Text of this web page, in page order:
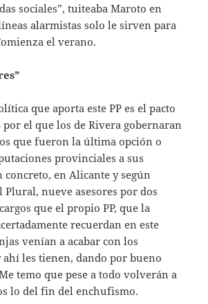
sociales”, tuiteaba Maroto en
alarmistas solo le sirven para
el verano.
que aporta este PP es el pacto
por el que los de Rivera gobernaran
que fueron la última opción o
provinciales a sus
concreto, en Alicante y según
Plural, nueve asesores por dos
que el propio PP, que la
recuerdan en este
venían a acabar con los
les tienen, dando por bueno
temo que pese a todo volverán a
lo del fin del enchufismo.